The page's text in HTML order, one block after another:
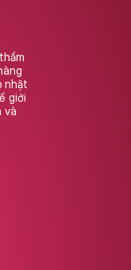
nhật
giới
và